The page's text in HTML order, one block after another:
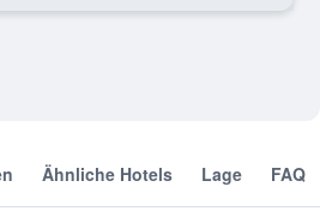
Ähnliche Hotels Lage FAQ